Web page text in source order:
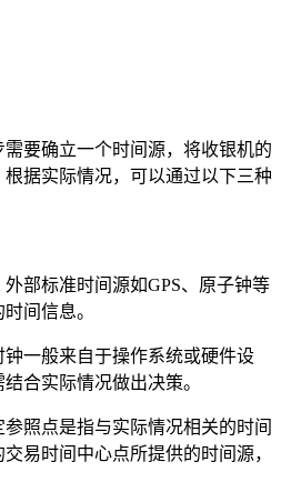
要确立一个时间源，将收银机的
据实际情况，可以通过以下三种
标准时间源如GPS、原子钟等
间信息。
一般来自于操作系统或硬件设
合实际情况做出决策。
点是指与实际情况相关的时间
易时间中心点所提供的时间源，